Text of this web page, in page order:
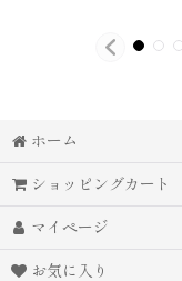
ホーム
ショッピングカート
マイページ
お気に入り